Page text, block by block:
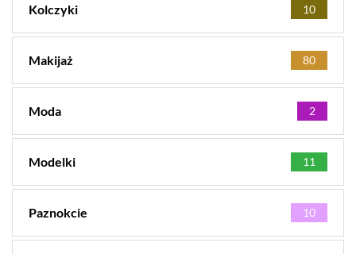
Kolczyki 10
Makijaż 80
Moda 2
Modelki 11
Paznokcie 10